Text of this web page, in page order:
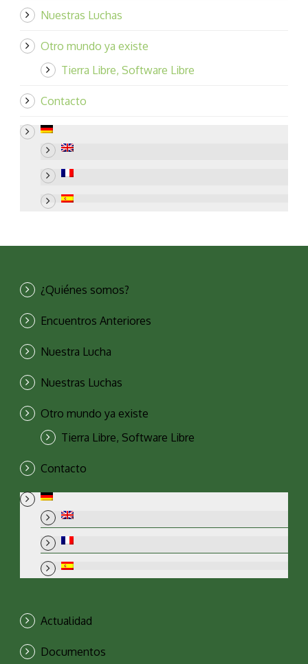
Nuestras Luchas
Otro mundo ya existe
Tierra Libre, Software Libre
Contacto
¿Quiénes somos?
Encuentros Anteriores
Nuestra Lucha
Nuestras Luchas
Otro mundo ya existe
Tierra Libre, Software Libre
Contacto
Actualidad
Documentos